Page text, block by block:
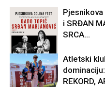
Kultura
Pjesnikova
i SRĐAN
SRCA...
Atletski
REKORD,